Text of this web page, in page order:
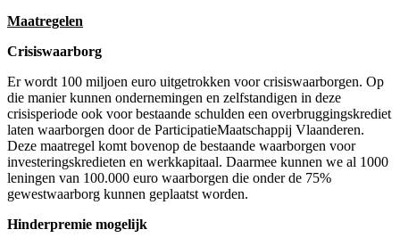
Maatregelen
Crisiswaarborg
Er wordt 100 miljoen euro uitgetrokken voor crisiswaarborgen. Op
die manier kunnen ondernemingen en zelfstandigen in deze
crisisperiode ook voor bestaande schulden een overbruggingskrediet
laten waarborgen door de ParticipatieMaatschappij Vlaanderen.
Deze maatregel komt bovenop de bestaande waarborgen voor
investeringskredieten en werkkapitaal. Daarmee kunnen we al 1000
leningen van 100.000 euro waarborgen die onder de 75%
gewestwaarborg kunnen geplaatst worden.
Hinderpremie mogelijk